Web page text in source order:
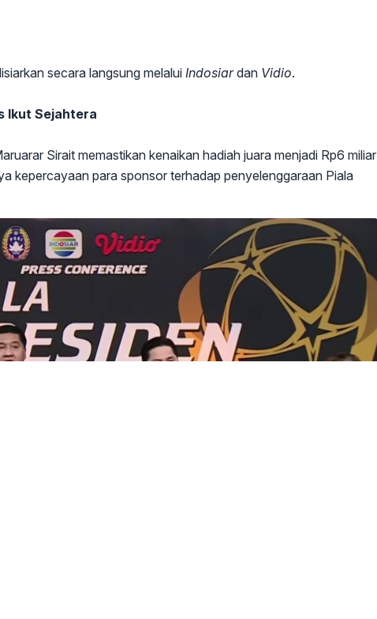
secara langsung melalui Indosiardan Vidio.
Ikut Sejahtera
Sirait memastikan kenaikan hadiah juara menjadi Rp6 miliar
kepercayaan para sponsor terhadap penyelenggaraan Piala